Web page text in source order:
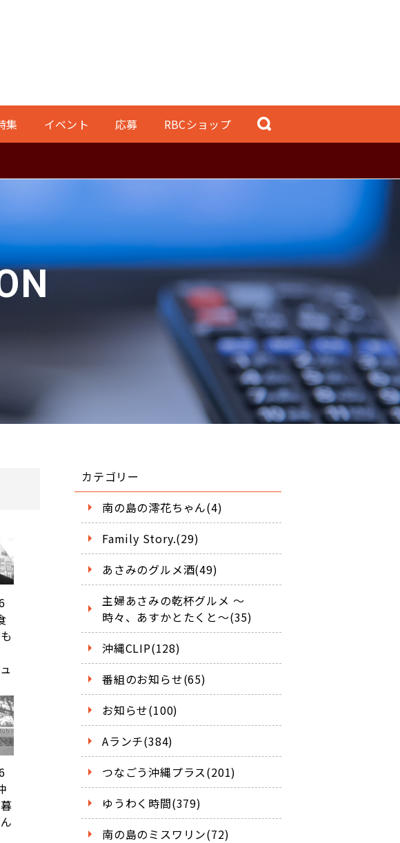
集 イベント 応募 RBCショップ
カテゴリー
南の島の澪花ちゃん(4)
Family Story.(29)
あさみのグルメ酒(49)
主婦あさみの乾杯グルメ ～
時々、あすかとたくと～(35)
沖縄CLIP(128)
番組のお知らせ(65)
お知らせ(100)
Aランチ(384)
つなごう沖縄プラス(201)
ゆうわく時間(379)
南の島のミスワリン(72)